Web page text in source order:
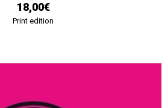
18,00€
Print edition